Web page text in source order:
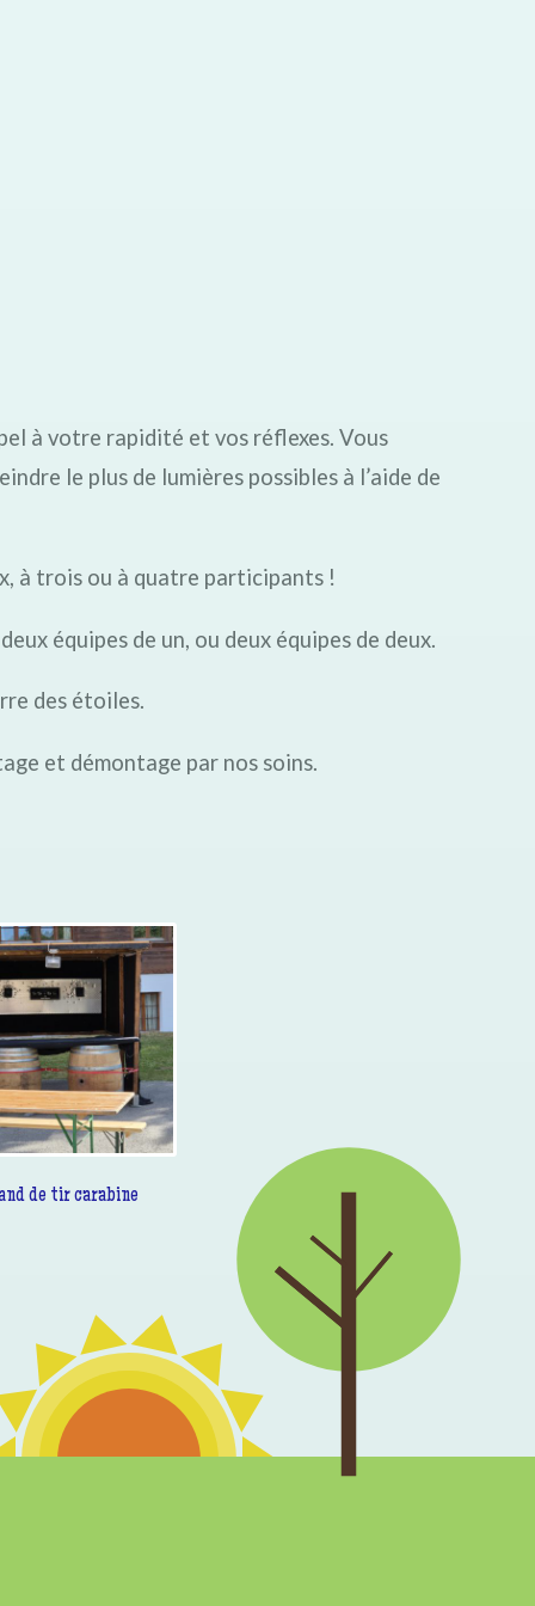
à votre rapidité et vos réflexes. Vous
le plus de lumières possibles à l’aide de
à trois ou à quatre participants !
équipes de un, ou deux équipes de deux.
des étoiles.
et démontage par nos soins.
de tir carabine